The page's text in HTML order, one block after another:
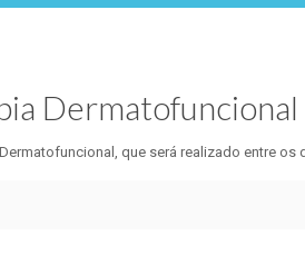
Dermatofuncional
que será realizado entre os